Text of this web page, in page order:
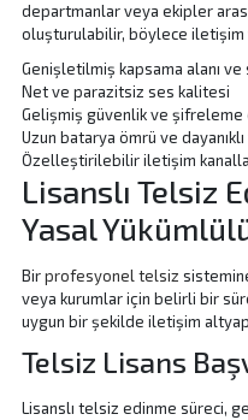
departmanlar veya ekipler
oluşturulabilir, böylece iletişim
Genişletilmiş kapsama alanı ve
Net ve parazitsiz ses kalitesi
Gelişmiş güvenlik ve
Uzun batarya ömrü ve dayanıklı
Özelleştirilebilir iletişim
Lisanslı Telsiz
Yasal
Birprofesyonel telsiz
veya kurumlar için belirli bir
uygun bir şekilde iletişim
Telsiz Lisans
Lisanslı telsiz edinme süreci,